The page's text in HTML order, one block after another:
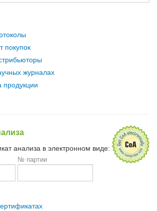
покупок
журналах
продукции
анализа в электронном виде:
№ партии